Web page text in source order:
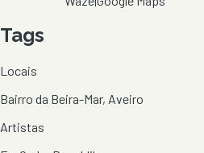
Tags
Locais
Bairro da Beira-Mar, Aveiro
Artistas